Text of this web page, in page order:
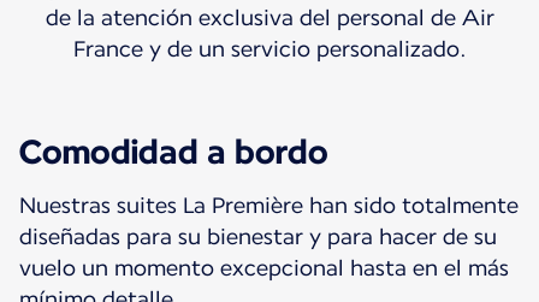
de la atención exclusiva del personal de Air
France y de un servicio personalizado.
Comodidad a bordo
Nuestras suites La Première han sido totalmente
diseñadas para su bienestar y para hacer de su
vuelo un momento excepcional hasta en el más